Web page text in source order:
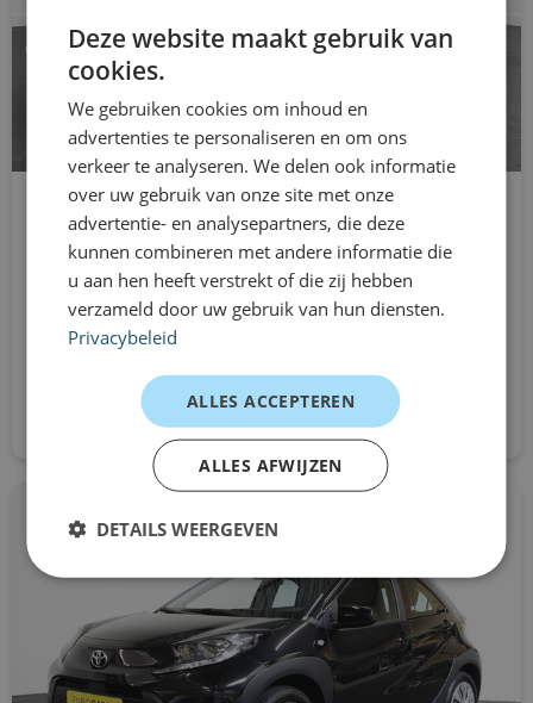
Kia Picanto
Fließheck
Schaltgetriebe
479 €
Direkt bewerben
Deze website maakt gebruik van
cookies.
We gebruiken cookies om inhoud en
advertenties te personaliseren en om ons
verkeer te analyseren. We delen ook informatie
over uw gebruik van onze site met onze
advertentie- en analysepartners, die deze
kunnen combineren met andere informatie die
u aan hen heeft verstrekt of die zij hebben
verzameld door uw gebruik van hun diensten.
Privacybeleid
ALLES ACCEPTEREN
ALLES AFWIJZEN
DETAILS WEERGEVEN